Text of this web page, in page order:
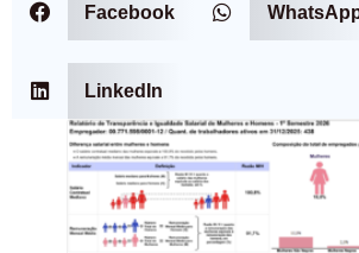
Facebook
LinkedIn